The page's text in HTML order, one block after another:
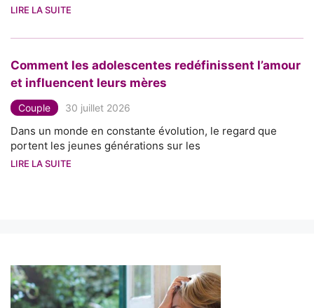
LIRE LA SUITE
Comment les adolescentes redéfinissent l’amour
et influencent leurs mères
Couple 30 juillet 2026
Dans un monde en constante évolution, le regard que
portent les jeunes générations sur les
LIRE LA SUITE